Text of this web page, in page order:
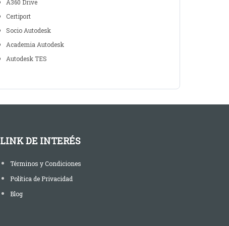
A360 Drive
Certiport
Socio Autodesk
Academia Autodesk
Autodesk TES
LINK DE INTERÉS
Términos y Condiciones
Política de Privacidad
Blog